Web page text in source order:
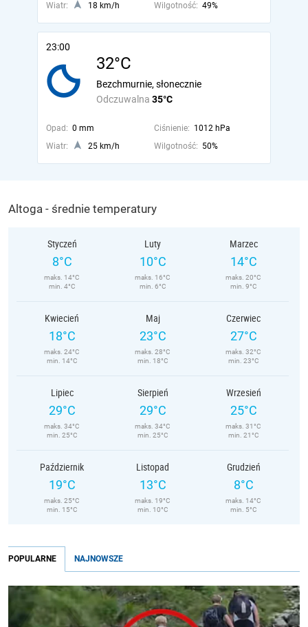
Wiatr:
18 km/h Wilgotność: 49%
23:00
32°C
Odczuwalna 35°C
Bezchmurnie, słonecznie
Opad: 0 mm Ciśnienie: 1012 hPa
Wiatr:
25 km/h Wilgotność: 50%
Altoga - średnie temperatury
Styczeń
8°C
maks. 14°C
min. 4°C
Luty
10°C
maks. 16°C
min. 6°C
Marzec
14°C
maks. 20°C
min. 9°C
Kwiecień
18°C
maks. 24°C
min. 14°C
Maj
23°C
maks. 28°C
min. 18°C
Czerwiec
27°C
maks. 32°C
min. 23°C
Lipiec
29°C
maks. 34°C
min. 25°C
Sierpień
29°C
maks. 34°C
min. 25°C
Wrzesień
25°C
maks. 31°C
min. 21°C
Październik
19°C
maks. 25°C
min. 15°C
Listopad
13°C
maks. 19°C
min. 10°C
Grudzień
8°C
maks. 14°C
min. 5°C
POPULARNE NAJNOWSZE